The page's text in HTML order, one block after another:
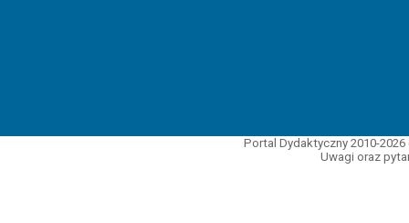
Portal Dydaktyczny 2010-
Uwagi oraz